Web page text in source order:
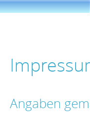
Angaben